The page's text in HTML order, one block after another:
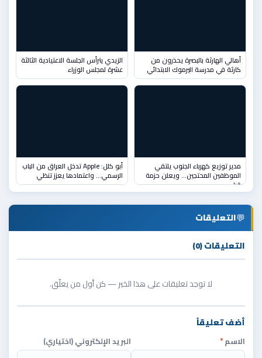
أهالي الهارثة بالبصرة يحذرون من
كارثة في مدرسة اليرموك الابتدائي
الزيدي يترأس الجلسة الاعتيادية الثالثة
عشرة لمجلس الوزراء
مدير توزيع كهرباء الجنوب يلتقي
الموظفين المحتجين… ويعلن حزمة
قرا
أبو كلل: Apple تدخل العراق من الباب
الرسمي... واعتمادها يعزز تنظي
💬التعليقات
التعليقات (0)
لا توجد تعليقات على هذا الخبر — كن أول من يعلّق.
أضف تعليقاً
الاسم* البريد الإلكتروني (اختياري)